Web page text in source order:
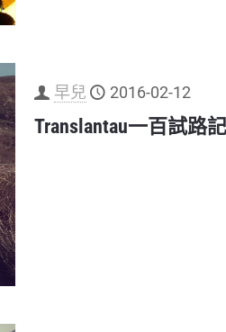
早兒 2016-02-12
Translantau一百試路記